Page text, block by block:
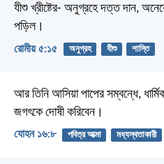
যীশু খ্রীষ্টের- অনুগ্রহে দত্ত দান,
পড়িল।
রোমীয় ৫:১৫ অনুগ্রহ যীশু শাস্তি
আর তিনি আসিয়া পাপের সম্বন্ধে,
জগৎকে দোষী করিবেন।
যোহন ১৬:৮ পবিত্র আত্মা মধ্যস্থতাকারী